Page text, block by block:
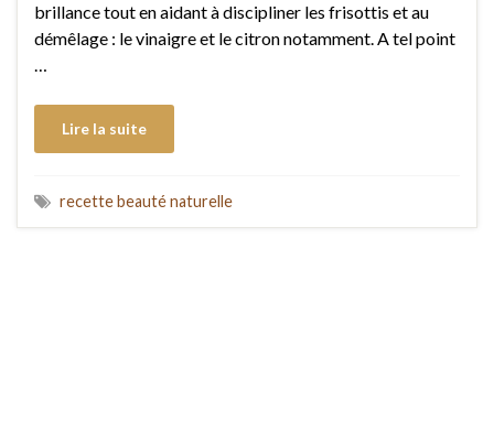
brillance tout en aidant à discipliner les frisottis et au
démêlage : le vinaigre et le citron notamment. A tel point
…
Lire la suite
recette beauté naturelle